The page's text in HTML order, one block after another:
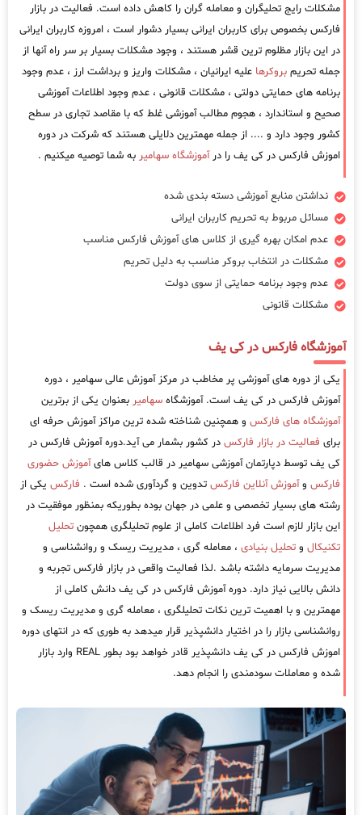
مشکلات رایج تحلیگران و معامله گران را کاهش داده است. فعالیت در بازار
فارکس بخصوص برای کاربران ایرانی بسیار دشوار است ، امروزه کاربران ایرانی
در این بازار مظلوم ترین قشر هستند ، وجود مشکلات بسیار بر سر راه آنها از
جمله تحریم بروکرها علیه ایرانیان ، مشکلات واریز و برداشت ارز ، عدم وجود
برنامه های حمایتی دولتی ، مشکلات قانونی ، عدم وجود اطلاعات آموزشی
صحیح و استاندارد ، هجوم مطالب آموزشی غلط که با مقاصد تجاری در سطح
کشور وجود دارد و .... از جمله مهمترین دلایلی هستند که شرکت در دوره
اموزش فارکس در کی یف را درآموزشگاه سهامیر به شما توصیه میکنیم .
نداشتن منابع آموزشی دسته بندی شده
مسائل مربوط به تحریم کاربران ایرانی
عدم امکان بهره گیری از کلاس های آموزش فارکس مناسب
مشکلات در انتخاب بروکر مناسب به دلیل تحریم
عدم وجود برنامه حمایتی از سوی دولت
مشکلات قانونی
آموزشگاه فارکس در کی یف
یکی از دوره های آموزشی پر مخاطب در مرکز آموزش عالی سهامیر ، دوره
آموزش فارکس در کی یف است. آموزشگاه سهامیر بعنوان یکی از برترین
آموزشگاه های فارکس و همچنین شناخته شده ترین مراکز آموزش حرفه ای
برای فعالیت در بازار فارکس در کشور بشمار می آید.دوره آموزش فارکس در
کی یف توسط دپارتمان آموزشی سهامیر در قالب کلاس هایآموزش حضوری
فارکس وآموزش آنلاین فارکس تدوین و گردآوری شده است . فارکس یکی از
رشته های بسیار تخصصی و علمی در جهان بوده بطوریکه بمنظور موفقیت در
این بازار لازم است فرد اطلاعات کاملی از علوم تحلیلگری همچون تحلیل
تکنیکال و تحلیل بنیادی ، معامله گری ، مدیریت ریسک و روانشناسی و
مدیریت سرمایه داشته باشد .لذا فعالیت واقعی در بازار فارکس تجربه و
دانش بالایی نیاز دارد. دوره آموزش فارکس در کی یف دانش کاملی از
مهمترین و با اهمیت ترین نکات تحلیلگری ، معامله گری و مدیریت ریسک و
روانشناسی بازار را در اختیار دانشپذیر قرار میدهد به طوری که در انتهای دوره
اموزش فارکس در کی یف دانشپذیر قادر خواهد بود بطور REAL وارد بازار
شده و معاملات سودمندی را انجام دهد.